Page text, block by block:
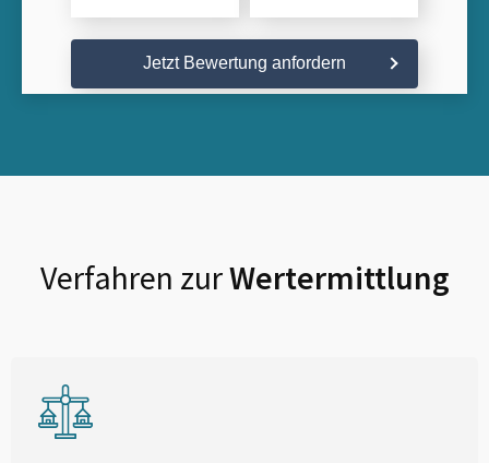
Jetzt Bewertung anfordern
Verfahren zurWertermittlung